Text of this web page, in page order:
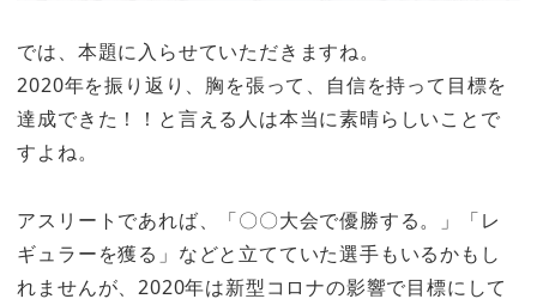
では、本題に入らせていただきますね。
2020年を振り返り、胸を張って、自信を持って目標を
達成できた！！と言える人は本当に素晴らしいことで
すよね。
アスリートであれば、「〇〇大会で優勝する。」「レ
ギュラーを獲る」などと立てていた選手もいるかもし
れませんが、2020年は新型コロナの影響で目標にして